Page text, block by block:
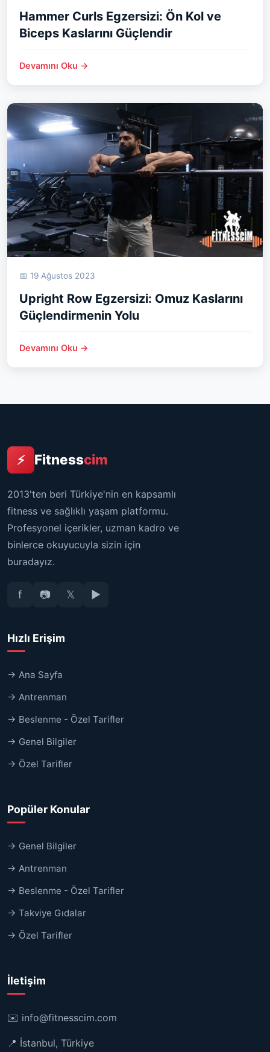
Hammer Curls Egzersizi: Ön Kol ve
Biceps Kaslarını Güçlendir
Devamını Oku →
📅 19 Ağustos 2023
Upright Row Egzersizi: Omuz Kaslarını
Güçlendirmenin Yolu
Devamını Oku →
⚡ Fitnesscim
2013'ten beri Türkiye'nin en kapsamlı
fitness ve sağlıklı yaşam platformu.
Profesyonel içerikler, uzman kadro ve
binlerce okuyucuyla sizin için
buradayız.
f 📷 𝕏 ▶
Hızlı Erişim
→ Ana Sayfa
→ Antrenman
→ Beslenme - Özel Tarifler
→ Genel Bilgiler
→ Özel Tarifler
Popüler Konular
→ Genel Bilgiler
→ Antrenman
→ Beslenme - Özel Tarifler
→ Takviye Gıdalar
→ Özel Tarifler
İletişim
✉️ info@fitnesscim.com
📍 İstanbul, Türkiye